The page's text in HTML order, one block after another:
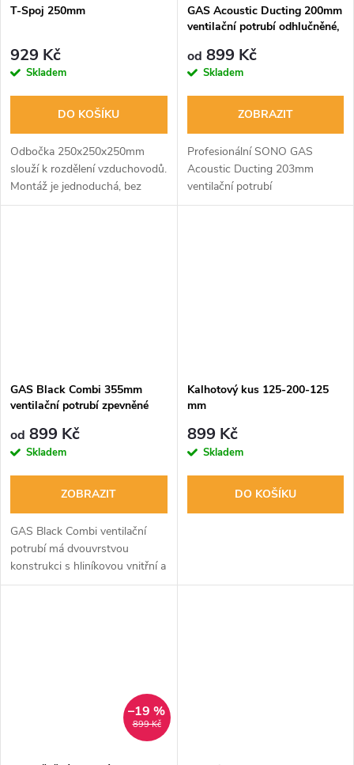
T-Spoj 250mm
929 Kč
Skladem
DO KOŠÍKU
Odbočka 250x250x250mm
slouží k rozdělení vzduchovodů.
Montáž je jednoduchá, bez
složitého nářadí. Určena do
GAS Acoustic Ducting 200mm
ventilační potrubí odhlučněné,
od 899 Kč
Skladem
ZOBRAZIT
Profesionální SONO GAS
Acoustic Ducting 203mm
ventilační potrubí
odhlučněné. Prvotřídní a velmi
GAS Black Combi 355mm
ventilační potrubí zpevněné
od 899 Kč
Skladem
ZOBRAZIT
GAS Black Combi ventilační
potrubí má dvouvrstvou
konstrukci s hliníkovou vnitřní a
plastovou vnější stranou, což
Kalhotový kus 125-200-125
mm
899 Kč
Skladem
DO KOŠÍKU
899 Kč
–19 %